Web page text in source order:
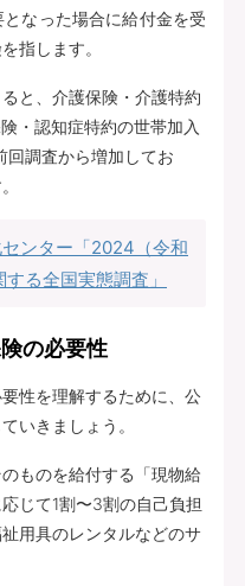
なった場合に給付金を受
指します。
と、介護保険・介護特約
・認知症特約の世帯加入
回調査から増加してお
ンター「2024（令和
る全国実態調査」
の必要性
性を理解するために、公
いきましょう。
ものを給付する「現物給
じて1割〜3割の自己負担
用具のレンタルなどのサ